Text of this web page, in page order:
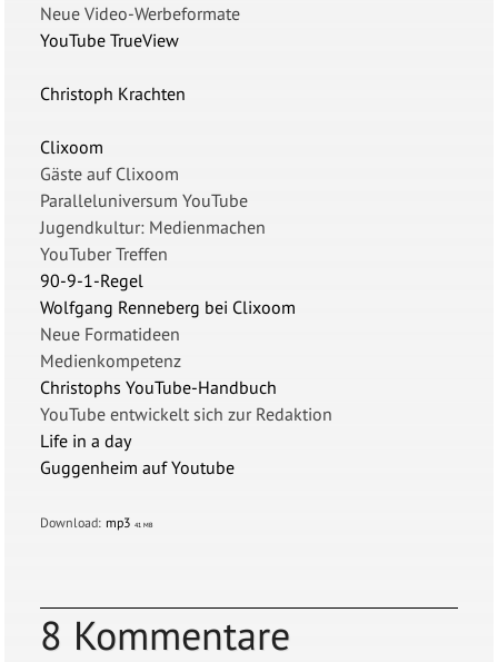
Neue Video-Werbeformate
YouTube TrueView
Christoph Krachten
Clixoom
Gäste auf Clixoom
Paralleluniversum YouTube
Jugendkultur: Medienmachen
YouTuber Treffen
90-9-1-Regel
Wolfgang Renneberg bei Clixoom
Neue Formatideen
Medienkompetenz
Christophs YouTube-Handbuch
YouTube entwickelt sich zur Redaktion
Life in a day
Guggenheim auf Youtube
Download: mp3 41 MB
8 Kommentare